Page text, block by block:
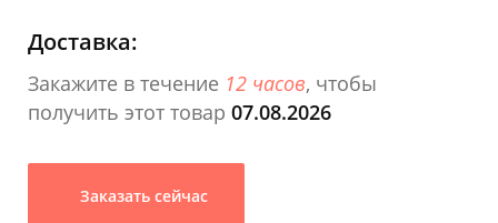
Доставка:
Закажите в течение 12 часов, чтобы
получить этот товар 07.08.2026
Заказать сейчас